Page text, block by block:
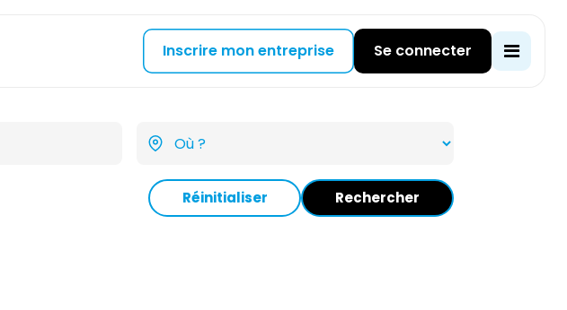
Inscrire mon entreprise Se connecter
Réinitialiser Rechercher